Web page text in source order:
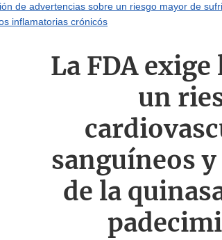
de advertencias sobre un riesgo mayor de
inflamatorias crónicós
La FDA
un
sanguíneos
de la